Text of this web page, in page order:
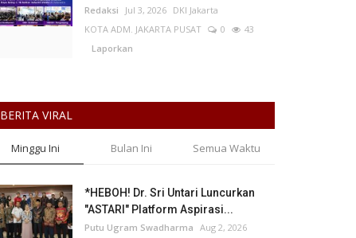
Redaksi Jul 3, 2026 DKI Jakarta
KOTA ADM. JAKARTA PUSAT
0
43
Laporkan
BERITA VIRAL
Minggu Ini Bulan Ini Semua Waktu
*HEBOH! Dr. Sri Untari Luncurkan
"ASTARI" Platform Aspirasi...
Putu Ugram Swadharma Aug 2, 2026